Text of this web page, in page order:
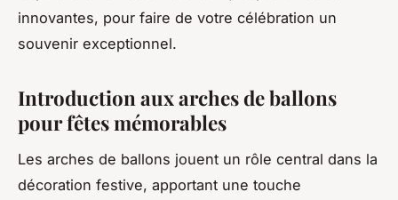
innovantes, pour faire de votre célébration un
souvenir exceptionnel.
Introduction aux arches de ballons
pour fêtes mémorables
Les arches de ballons jouent un rôle central dans la
décoration festive, apportant une touche